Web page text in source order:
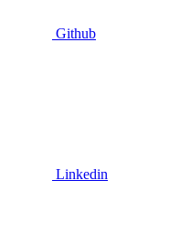
Github
Linkedin